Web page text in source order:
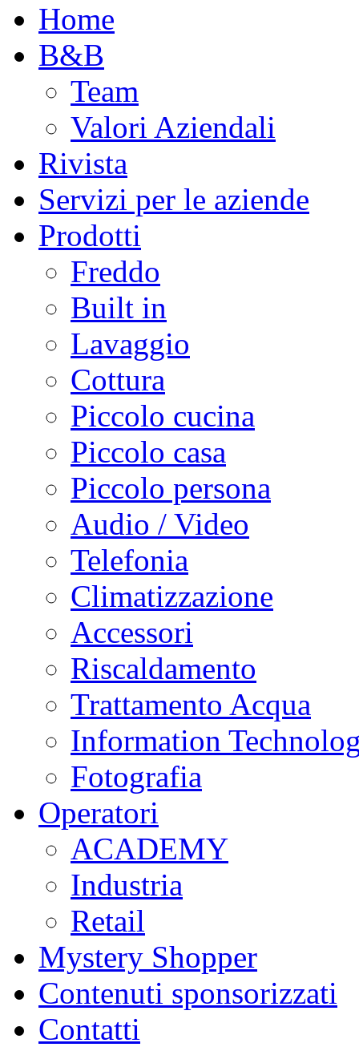
Home
B&B
Team
Valori Aziendali
Rivista
Servizi per le aziende
Prodotti
Freddo
Built in
Lavaggio
Cottura
Piccolo cucina
Piccolo casa
Piccolo persona
Audio / Video
Telefonia
Climatizzazione
Accessori
Riscaldamento
Trattamento Acqua
Information
Fotografia
Operatori
ACADEMY
Industria
Retail
Mystery Shopper
Contenuti sponsorizzati
Contatti